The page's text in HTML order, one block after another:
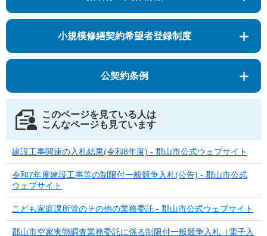
小規模修繕契約希望者登録制度
公契約条例
このページを見ている人は
こんなページも見ています
建設工事関連の入札結果(令和8年度) - 郡山市公式ウェブサイト
令和7年度建設工事等の制限付一般競争入札(公告) - 郡山市公式
ウェブサイト
こども家庭課所管のその他の業務委託 - 郡山市公式ウェブサイト
郡山市空家実態調査業務委託に係る制限付一般競争入札（電子入